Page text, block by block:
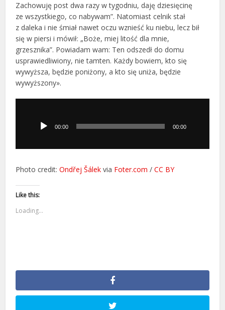
Zachowuję post dwa razy w tygodniu, daję dziesięcinę
ze wszystkiego, co nabywam”. Natomiast celnik stał
z daleka i nie śmiał nawet oczu wznieść ku niebu, lecz bił
się w piersi i mówił: „Boże, miej litość dla mnie,
grzesznika”. Powiadam wam: Ten odszedł do domu
usprawiedliwiony, nie tamten. Każdy bowiem, kto się
wywyższa, będzie poniżony, a kto się uniża, będzie
wywyższony».
dźwiękowych00:00 00:00
Photo credit:Ondřej Šálek via Foter.com /CC BY
Like this:
Loading...